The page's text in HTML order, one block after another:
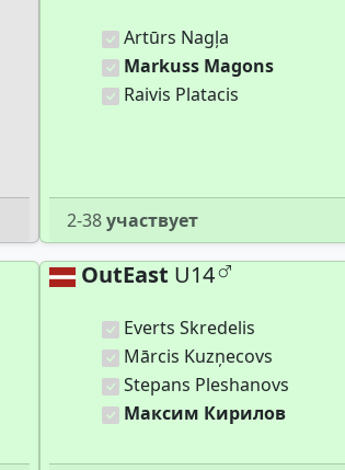
Artūrs Nagļa
Markuss Magons
Raivis Platacis
2-38участвует
OutEast U14
Everts Skredelis
Mārcis Kuzņecovs
Stepans Pleshanovs
Максим Кирилов